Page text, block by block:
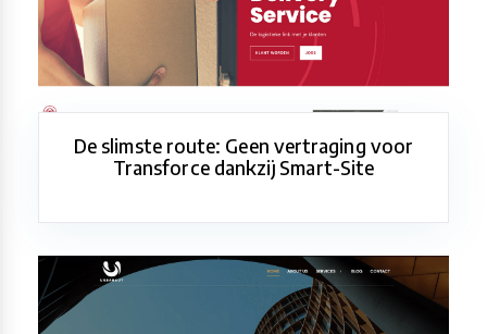
De slimste route: Geen vertraging voor
Transforce dankzij Smart-Site